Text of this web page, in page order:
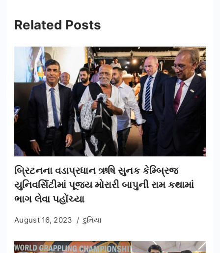
Related Posts
બ્રિટનના વડાપ્રધાન ઋષિ સુનક કેમ્બ્રિજ
યુનિવર્સિટીમાં પૂજ્ય મોરારી બાપુની રામ કથામાં
ભાગ લેવા પહોંચ્યા
August 16, 2023 દુનિયા